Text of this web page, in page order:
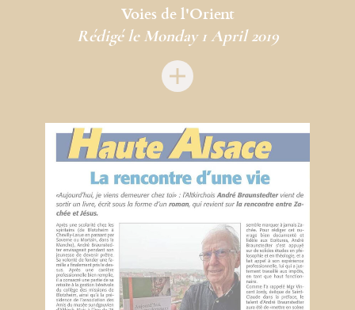
Voies de l'Orient
Rédigé le Monday 1 April 2019